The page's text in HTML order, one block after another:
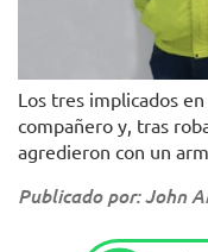
Los tres implicados
compañero y, tras
agredieron con un
Publicado por: John